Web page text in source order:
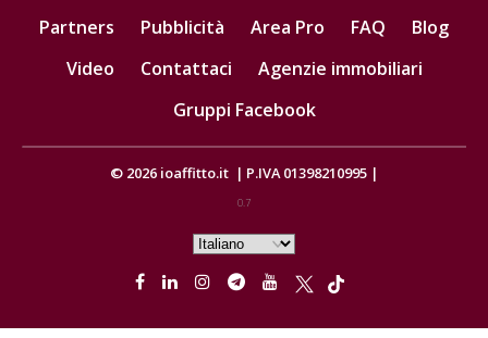
Partners
Pubblicità Area Pro FAQ
Blog
Video
Contattaci
Agenzie immobiliari
Gruppi Facebook
© 2026 ioaffitto.it | P.IVA 01398210995 |
0.7